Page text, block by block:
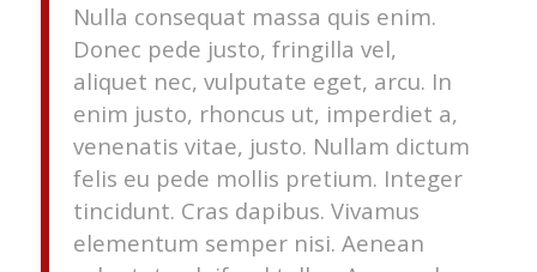
Nulla consequat massa quis enim.
Donec pede justo, fringilla vel,
aliquet nec, vulputate eget, arcu. In
enim justo, rhoncus ut, imperdiet a,
venenatis vitae, justo. Nullam dictum
felis eu pede mollis pretium. Integer
tincidunt. Cras dapibus. Vivamus
elementum semper nisi. Aenean